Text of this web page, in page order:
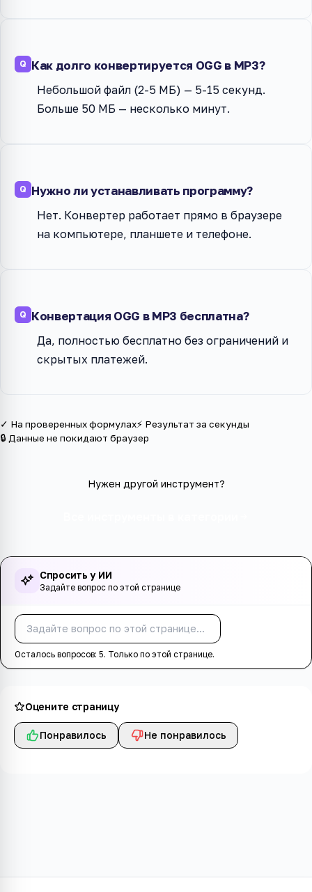
Как долго конвертируется OGG в MP3?
Небольшой файл (2-5 МБ) — 5-15 секунд.
Больше 50 МБ — несколько минут.
Нужно ли устанавливать программу?
Нет. Конвертер работает прямо в браузере
на компьютере, планшете и телефоне.
Конвертация OGG в MP3 бесплатна?
Да, полностью бесплатно без ограничений и
скрытых платежей.
✓ На проверенных формулах⚡ Результат за секунды
🔒 Данные не покидают браузер
Нужен другой инструмент?
Спросить у ИИ
Задайте вопрос по этой странице
Осталось вопросов: 5. Только по этой странице.
Оцените страницу
Понравилось Не понравилось